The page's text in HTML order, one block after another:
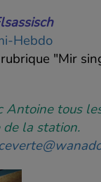
Hebdo
"Mir
Antoine tous
la station.